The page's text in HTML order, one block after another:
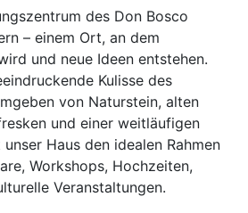
des Don Bosco
– einem Ort, an dem
und neue Ideen entstehen.
Kulisse des
von Naturstein, alten
und einer weitläufigen
Haus den idealen Rahmen
Workshops, Hochzeiten,
Veranstaltungen.